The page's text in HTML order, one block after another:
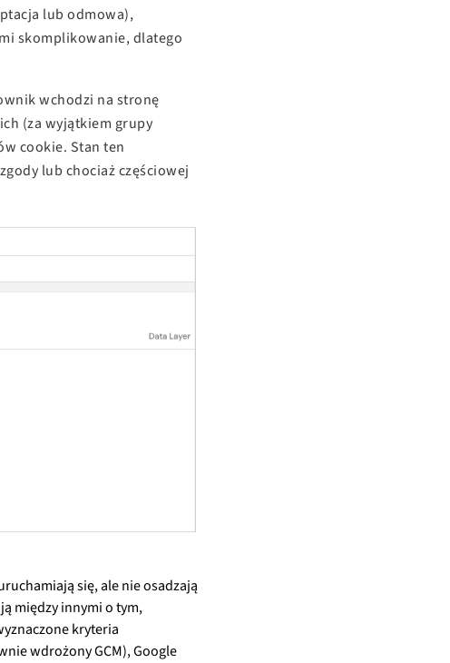
lub odmowa),
skomplikowanie, dlatego
wchodzi na stronę
(za wyjątkiem grupy
cookie. Stan ten
lub chociaż częściowej
się, ale nie osadzają
między innymi o tym,
kryteria
wdrożony GCM), Google